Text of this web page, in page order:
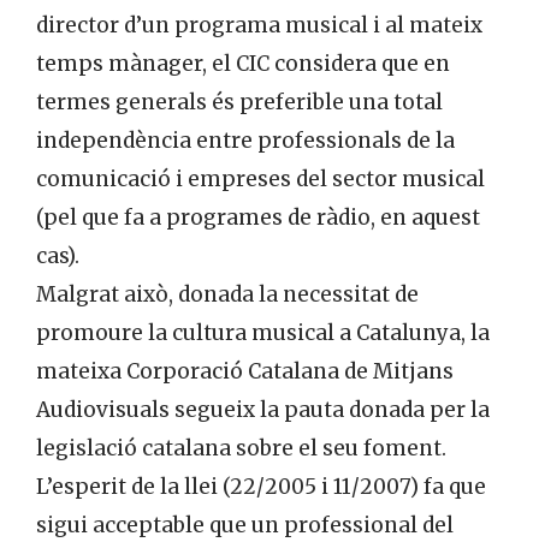
director d’un programa musical i al mateix
temps mànager, el CIC considera que en
termes generals és preferible una total
independència entre professionals de la
comunicació i empreses del sector musical
(pel que fa a programes de ràdio, en aquest
cas).
Malgrat això, donada la necessitat de
promoure la cultura musical a Catalunya, la
mateixa Corporació Catalana de Mitjans
Audiovisuals segueix la pauta donada per la
legislació catalana sobre el seu foment.
L’esperit de la llei (22/2005 i 11/2007) fa que
sigui acceptable que un professional del